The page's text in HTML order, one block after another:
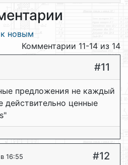
новым
Комментарии 11-14 из 14
#11
предложения не каждый
действительно ценные
16:55 #12